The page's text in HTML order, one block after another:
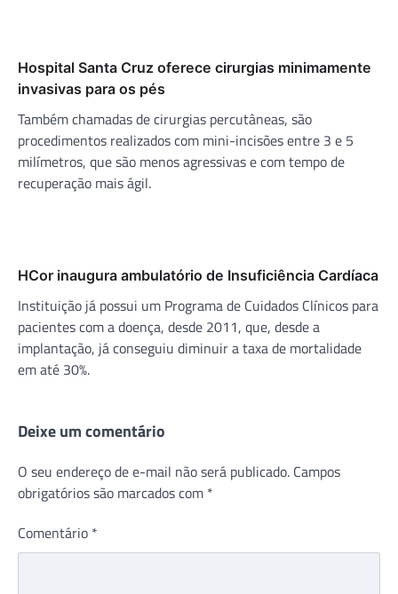
Hospital Santa Cruz oferece cirurgias minimamente
invasivas para os pés
Também chamadas de cirurgias percutâneas, são
procedimentos realizados com mini-incisões entre 3 e 5
milímetros, que são menos agressivas e com tempo de
recuperação mais ágil.
HCor inaugura ambulatório de Insuficiência Cardíaca
Instituição já possui um Programa de Cuidados Clínicos para
pacientes com a doença, desde 2011, que, desde a
implantação, já conseguiu diminuir a taxa de mortalidade
em até 30%.
Deixe um comentário
O seu endereço de e-mail não será publicado. Campos
obrigatórios são marcados com *
Comentário *